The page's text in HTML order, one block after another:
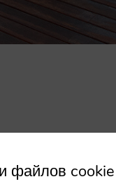
файлов cookie